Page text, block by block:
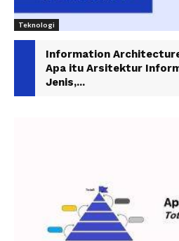
Teknologi
Information
Apa itu Arsitektur
Jenis,...